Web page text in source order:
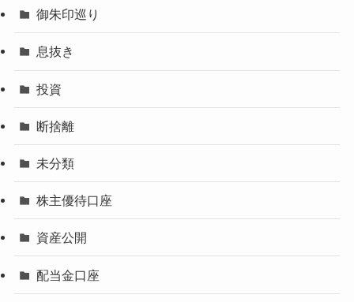
御朱印巡り
息抜き
投資
断捨離
未分類
株主優待口座
資産公開
配当金口座